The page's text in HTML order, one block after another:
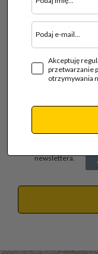
Ten newsletter
analiz, nowinek
budowlanego.
newslettera.
Akceptuję
przetwarzanie
otrzymywania